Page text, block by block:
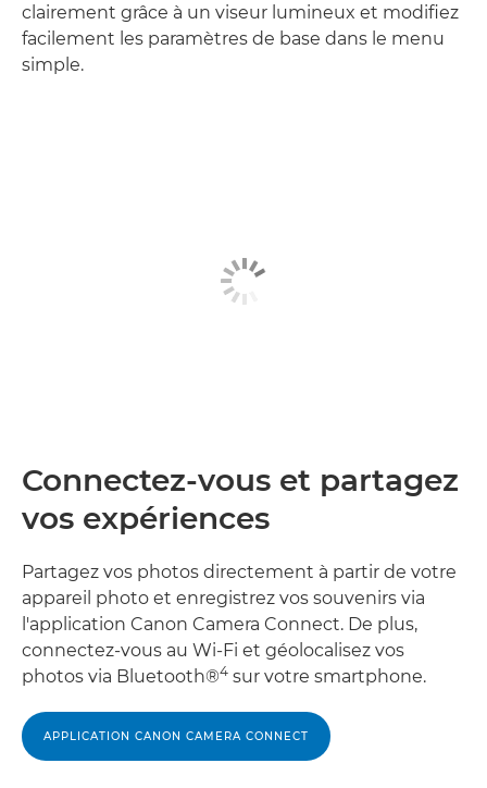
clairement grâce à un viseur lumineux et modifiez
facilement les paramètres de base dans le menu
simple.
Connectez-vous et partagez
vos expériences
Partagez vos photos directement à partir de votre
appareil photo et enregistrez vos souvenirs via
l'application Canon Camera Connect. De plus,
connectez-vous au Wi-Fi et géolocalisez vos
photos via Bluetooth®4 sur votre smartphone.
APPLICATION CANON CAMERA CONNECT